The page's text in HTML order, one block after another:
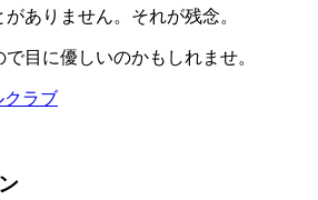
ありません。それが残念。
目に優しいのかもしれませ。
クラブ